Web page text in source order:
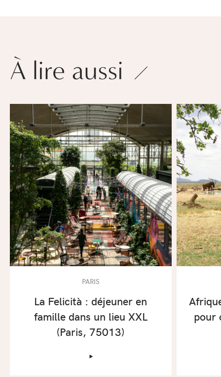
À lire aussi
PARIS
La Felicità : déjeuner en
famille dans un lieu XXL
(Paris, 75013)
‣
pour